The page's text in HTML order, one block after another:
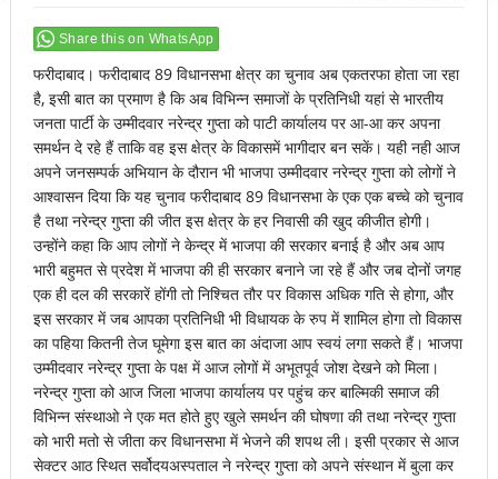
Share this on WhatsApp
फरीदाबाद। फरीदाबाद 89 विधानसभा क्षेत्र का चुनाव अब एकतरफा होता जा रहा
है, इसी बात का प्रमाण है कि अब विभिन्न समाजों के प्रतिनिधी यहां से भारतीय
जनता पार्टी के उम्मीदवार नरेन्द्र गुप्ता को पाटी कार्यालय पर आ-आ कर अपना
समर्थन दे रहे हैं ताकि वह इस क्षेत्र के विकासमें भागीदार बन सकें। यही नही आज
अपने जनसम्पर्क अभियान के दौरान भी भाजपा उम्मीदवार नरेन्द्र गुप्ता को लोगों ने
आश्वासन दिया कि यह चुनाव फरीदाबाद 89 विधानसभा के एक एक बच्चे को चुनाव
है तथा नरेन्द्र गुप्ता की जीत इस क्षेत्र के हर निवासी की खुद कीजीत होगी।
उन्होंने कहा कि आप लोगों ने केन्द्र में भाजपा की सरकार बनाई है और अब आप
भारी बहुमत से प्रदेश में भाजपा की ही सरकार बनाने जा रहे हैं और जब दोनों जगह
एक ही दल की सरकारें होंगी तो निश्चित तौर पर विकास अधिक गति से होगा, और
इस सरकार में जब आपका प्रतिनिधी भी विधायक के रुप में शामिल होगा तो विकास
का पहिया कितनी तेज घूमेगा इस बात का अंदाजा आप स्वयं लगा सकते हैं। भाजपा
उम्मीदवार नरेन्द्र गुप्ता के पक्ष में आज लोगों में अभूतपूर्व जोश देखने को मिला।
नरेन्द्र गुप्ता को आज जिला भाजपा कार्यालय पर पहुंच कर बाल्मिकी समाज की
विभिन्न संस्थाओ ने एक मत होते हुए खुले समर्थन की घोषणा की तथा नरेन्द्र गुप्ता
को भारी मतो से जीता कर विधानसभा में भेजने की शपथ ली। इसी प्रकार से आज
सेक्टर आठ स्थित सर्वोदयअस्पताल ने नरेन्द्र गुप्ता को अपने संस्थान में बुला कर